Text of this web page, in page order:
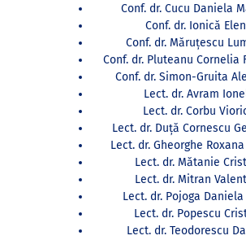
Conf. dr. Cucu Daniela
Conf. dr. Ionică
Conf. dr. Măruțescu
Conf. dr. Pluteanu Cornelia
Conf. dr. Simon-Gruita
Lect. dr. Avram
Lect. dr. Corbu
Lect. dr. Duţă Cornescu
Lect. dr. Gheorghe
Lect. dr. Mătanie
Lect. dr. Mitran
Lect. dr. Pojoga
Lect. dr. Popescu
Lect. dr. Teodorescu